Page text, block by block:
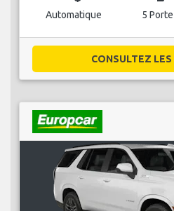
Automatique 5 Porte
CONSULTEZ